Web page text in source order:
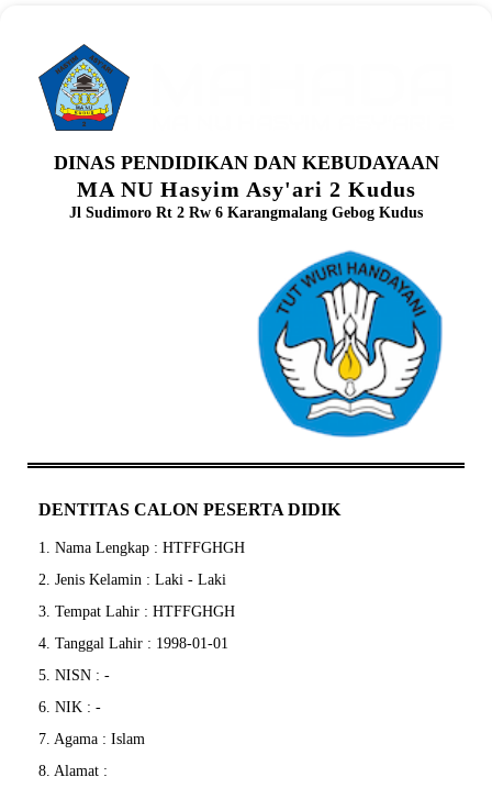
DINAS PENDIDIKAN DAN KEBUDAYAAN
MA NU Hasyim Asy'ari 2 Kudus
Jl Sudimoro Rt 2 Rw 6 Karangmalang Gebog Kudus
DENTITAS CALON PESERTA DIDIK
1. Nama Lengkap : HTFFGHGH
2. Jenis Kelamin : Laki - Laki
3. Tempat Lahir : HTFFGHGH
4. Tanggal Lahir : 1998-01-01
5. NISN : -
6. NIK : -
7. Agama : Islam
8. Alamat :